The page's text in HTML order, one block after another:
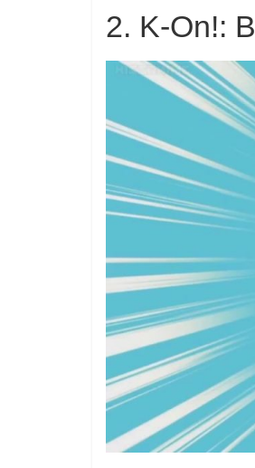
2. K-On!: